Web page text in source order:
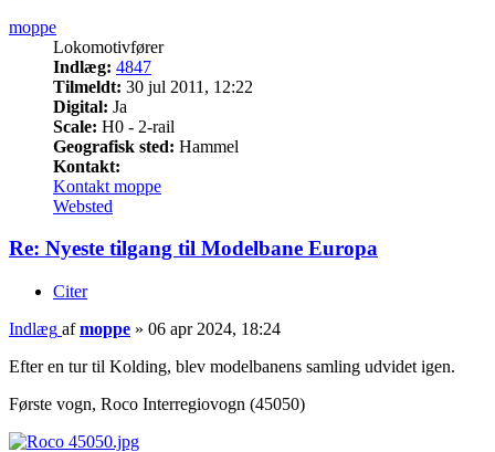
moppe
Lokomotivfører
Indlæg: 4847
Tilmeldt: 30 jul 2011, 12:22
Digital: Ja
Scale: H0 - 2-rail
Geografisk sted: Hammel
Kontakt:
Kontakt moppe
Websted
Re: Nyeste tilgang til Modelbane Europa
Citer
Indlæg afmoppe » 06 apr 2024, 18:24
Efter en tur til Kolding, blev modelbanens samling udvidet igen.
Første vogn, Roco Interregiovogn (45050)